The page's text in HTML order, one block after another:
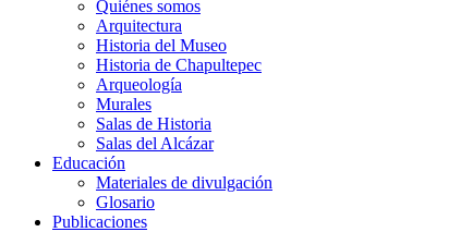
Quiénes somos
Arquitectura
Historia del Museo
Historia de Chapultepec
Arqueología
Murales
Salas de Historia
Salas del Alcázar
Educación
Materiales de divulgación
Glosario
Publicaciones